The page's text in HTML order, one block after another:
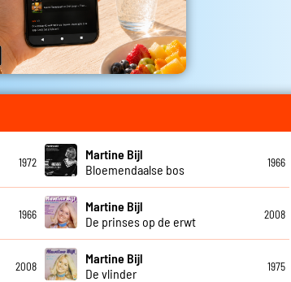
1972
Martine Bijl
Bloemendaalse bos
1966
1966
Martine Bijl
De prinses op de erwt
2008
2008
Martine Bijl
De vlinder
1975